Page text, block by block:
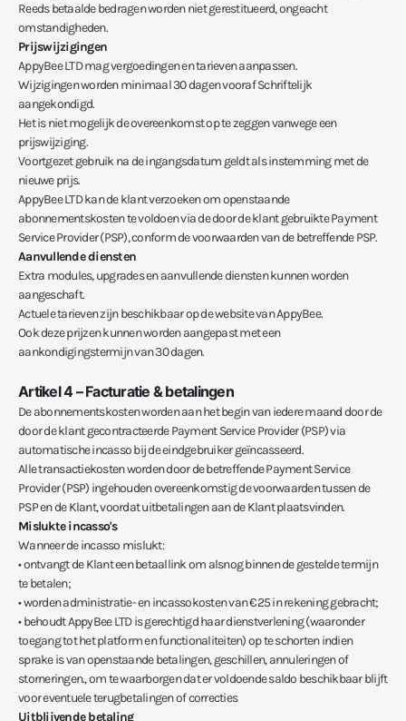
Reeds betaalde bedragen worden niet gerestitueerd, ongeacht
omstandigheden.
Prijswijzigingen
AppyBee LTD mag vergoedingen en tarieven aanpassen.
Wijzigingen worden minimaal 30 dagen vooraf Schriftelijk
aangekondigd.
Het is niet mogelijk de overeenkomst op te zeggen vanwege een
prijswijziging.
Voortgezet gebruik na de ingangsdatum geldt als instemming met de
nieuwe prijs.
AppyBee LTD kan de klant verzoeken om openstaande
abonnementskosten te voldoen via de door de klant gebruikte Payment
Service Provider (PSP), conform de voorwaarden van de betreffende PSP.
Aanvullende diensten
Extra modules, upgrades en aanvullende diensten kunnen worden
aangeschaft.
Actuele tarieven zijn beschikbaar op de website van AppyBee.
Ook deze prijzen kunnen worden aangepast met een
aankondigingstermijn van 30 dagen.
Artikel 4 – Facturatie & betalingen
De abonnementskosten worden aan het begin van iedere maand door de
door de klant gecontracteerde Payment Service Provider (PSP) via
automatische incasso bij de eindgebruiker geïncasseerd.
Alle transactiekosten worden door de betreffende Payment Service
Provider (PSP) ingehouden overeenkomstig de voorwaarden tussen de
PSP en de Klant, voordat uitbetalingen aan de Klant plaatsvinden.
Mislukte incasso's
Wanneer de incasso mislukt:
• ontvangt de Klant een betaallink om alsnog binnen de gestelde termijn
te betalen;
• worden administratie- en incassokosten van €25 in rekening gebracht;
• behoudt AppyBee LTD is gerechtigd haar dienstverlening (waaronder
toegang tot het platform en functionaliteiten) op te schorten indien
sprake is van openstaande betalingen, geschillen, annuleringen of
storneringen., om te waarborgen dat er voldoende saldo beschikbaar blijft
voor eventuele terugbetalingen of correcties
Uitblijvende betaling